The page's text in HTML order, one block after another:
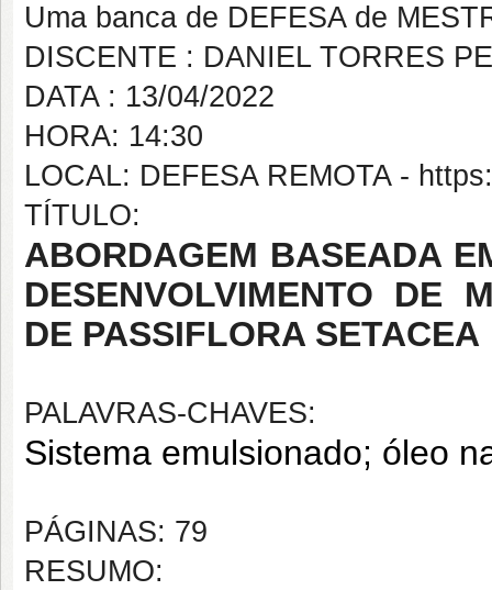
Uma banca de DEFESA de
DISCENTE : DANIEL TORRES
DATA : 13/04/2022
HORA: 14:30
LOCAL: DEFESA REMOTA -
TÍTULO:
ABORDAGEM BASEADA
DESENVOLVIMENTO DE
DE PASSIFLORA SETACEA
PALAVRAS-CHAVES:
Sistema emulsionado; óleo
PÁGINAS: 79
RESUMO: